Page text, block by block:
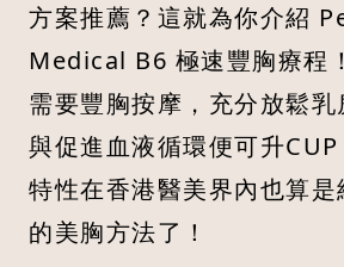
方案推薦？這就為你介紹
Medical B6 極速豐胸療程
需要豐胸按摩，充分放鬆乳
與促進血液循環便可升
特性在香港醫美界內也算
的美胸方法了！